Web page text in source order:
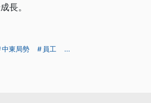
長。
中東局勢 員工 ...